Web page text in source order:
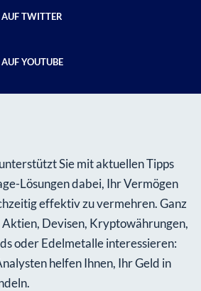
AUF TWITTER
YOUTUBE
Sie mit aktuellen Tipps
Lösungen dabei, Ihr Vermögen
effektiv zu vermehren. Ganz
Aktien, Devisen, Kryptowährungen,
oder Edelmetalle interessieren:
helfen Ihnen, Ihr Geld in